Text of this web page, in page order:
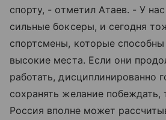
спорту, - отметил Атаев. - У
сильные боксеры, и сегодня
спортсмены, которые
высокие места. Если они
работать, дисциплинированно
сохранять желание побеждать,
Россия вполне может